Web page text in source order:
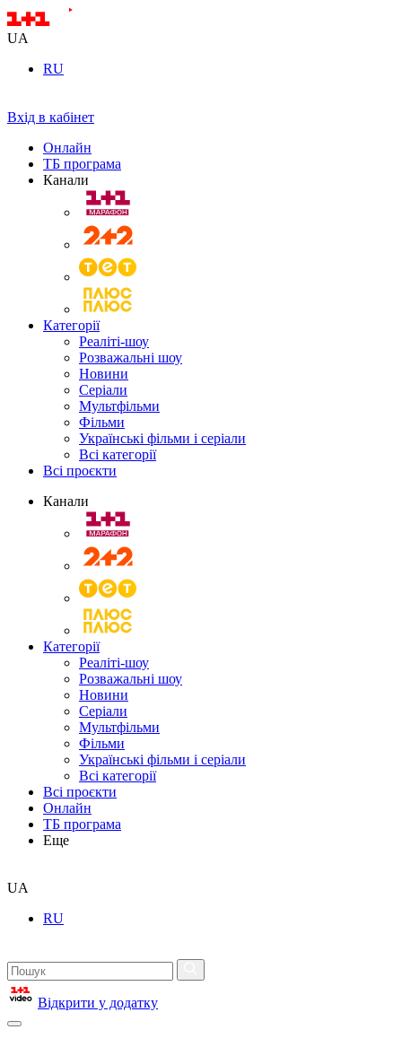
UA
RU
Вхід в кабінет
Онлайн
ТБ програма
Канали
Категорії
Реаліті-шоу
Розважальні шоу
Новини
Серіали
Мультфільми
Фільми
Українські фільми і серіали
Всі категорії
Всі проєкти
Канали
Категорії
Реаліті-шоу
Розважальні шоу
Новини
Серіали
Мультфільми
Фільми
Українські фільми і серіали
Всі категорії
Всі проєкти
Онлайн
ТБ програма
Еще
UA
RU
Відкрити у додатку